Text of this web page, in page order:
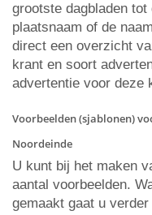
grootste dagbladen
plaatsnaam of de
direct een overzicht
krant en soort
advertentie voor deze
Voorbeelden (sjablonen)
Noordeinde
U kunt bij het maken
aantal voorbeelden.
gemaakt gaat u